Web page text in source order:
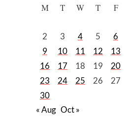
M T W T F
2
3 4 5 6
9
10 11 12 13
16
17 18 19 20
23
24 25 26 27
30
« Aug Oct »